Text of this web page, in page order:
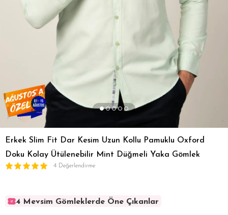
Erkek Slim Fit Dar Kesim Uzun Kollu Pamuklu Oxford
Doku Kolay Ütülenebilir Mint Düğmeli Yaka Gömlek
4 Değerlendirme
4 Mevsim Gömleklerde Öne Çıkanlar